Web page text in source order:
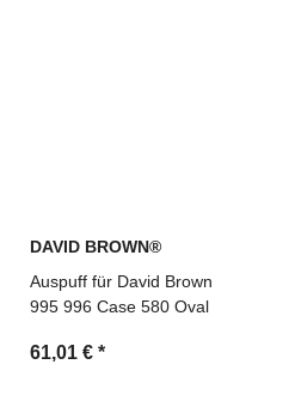
DAVID BROWN®
Auspuff für David Brown
995 996 Case 580 Oval
61,01 € *